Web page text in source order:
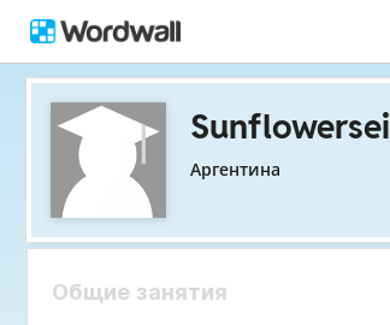
Sunflowersei
Аргентина
Общие занятия